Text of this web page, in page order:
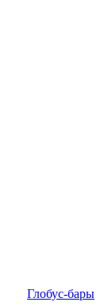
Глобус-бары